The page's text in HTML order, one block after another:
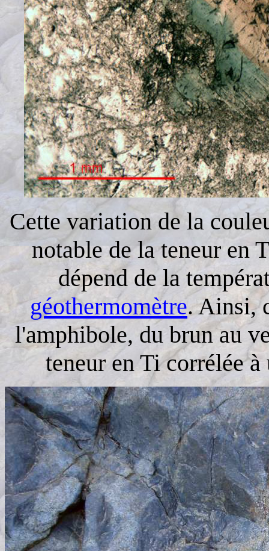
Cette variation de la
notable de la teneur en
dépend de la
géothermomètre. Ainsi,
l'amphibole, du brun au
teneur en Ti corrélée